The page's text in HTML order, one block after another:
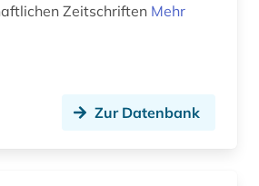
Zeitschriften Mehr
Zur Datenbank